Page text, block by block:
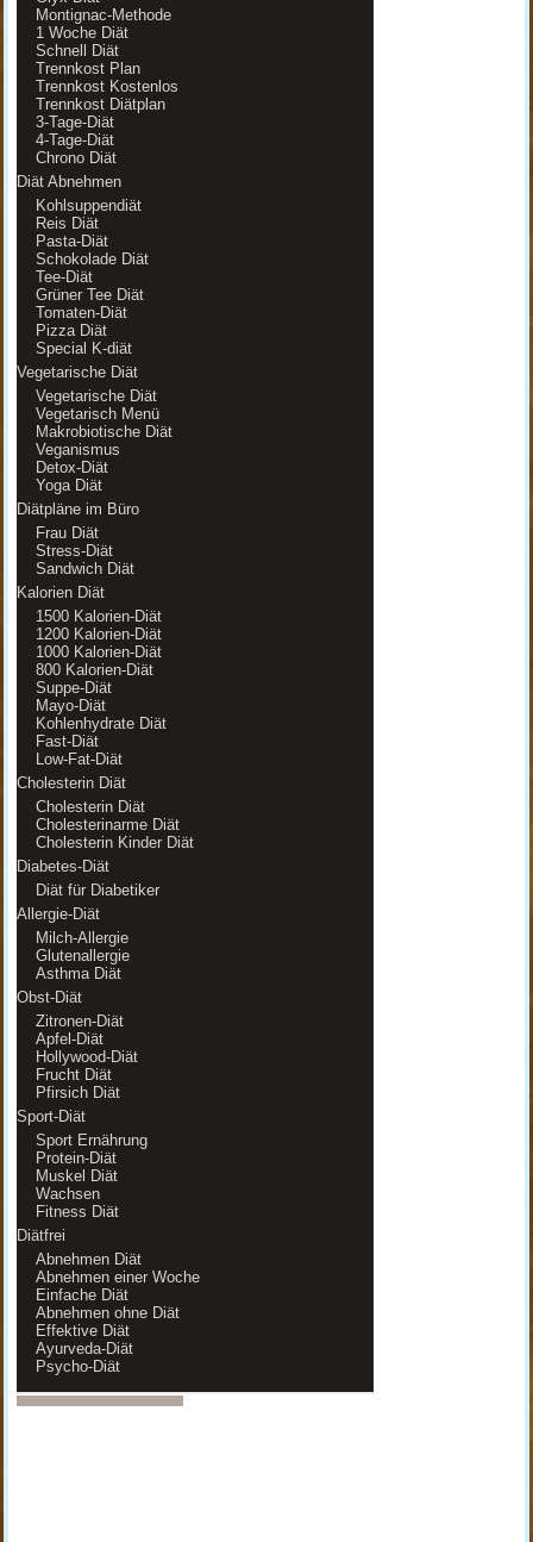
Montignac-Methode
1 Woche Diät
Schnell Diät
Trennkost Plan
Trennkost Kostenlos
Trennkost Diätplan
3-Tage-Diät
4-Tage-Diät
Chrono Diät
Diät Abnehmen
Kohlsuppendiät
Reis Diät
Pasta-Diät
Schokolade Diät
Tee-Diät
Grüner Tee Diät
Tomaten-Diät
Pizza Diät
Special K-diät
Vegetarische Diät
Vegetarische Diät
Vegetarisch Menü
Makrobiotische Diät
Veganismus
Detox-Diät
Yoga Diät
Diätpläne im Büro
Frau Diät
Stress-Diät
Sandwich Diät
Kalorien Diät
1500 Kalorien-Diät
1200 Kalorien-Diät
1000 Kalorien-Diät
800 Kalorien-Diät
Suppe-Diät
Mayo-Diät
Kohlenhydrate Diät
Fast-Diät
Low-Fat-Diät
Cholesterin Diät
Cholesterin Diät
Cholesterinarme Diät
Cholesterin Kinder Diät
Diabetes-Diät
Diät für Diabetiker
Allergie-Diät
Milch-Allergie
Glutenallergie
Asthma Diät
Obst-Diät
Zitronen-Diät
Apfel-Diät
Hollywood-Diät
Frucht Diät
Pfirsich Diät
Sport-Diät
Sport Ernährung
Protein-Diät
Muskel Diät
Wachsen
Fitness Diät
Diätfrei
Abnehmen Diät
Abnehmen einer Woche
Einfache Diät
Abnehmen ohne Diät
Effektive Diät
Ayurveda-Diät
Psycho-Diät